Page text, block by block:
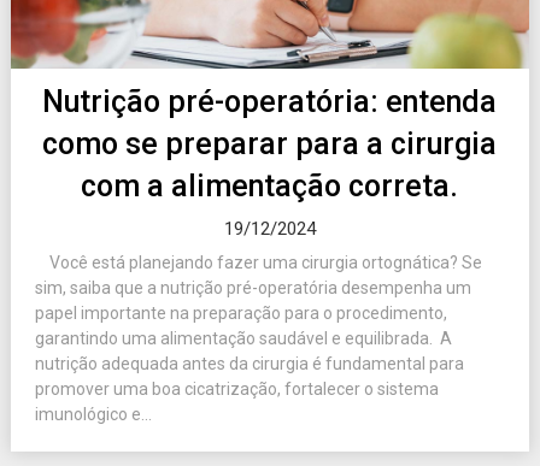
Nutrição pré-operatória: entenda
como se preparar para a cirurgia
com a alimentação correta.
19/12/2024
Você está planejando fazer uma cirurgia ortognática? Se
sim, saiba que a nutrição pré-operatória desempenha um
papel importante na preparação para o procedimento,
garantindo uma alimentação saudável e equilibrada. A
nutrição adequada antes da cirurgia é fundamental para
promover uma boa cicatrização, fortalecer o sistema
imunológico e...